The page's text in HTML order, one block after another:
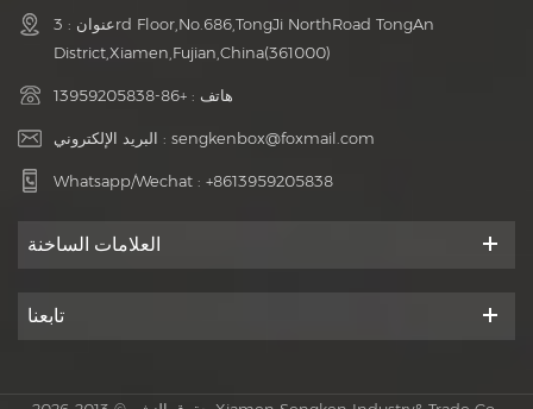
عنوان : 3rd Floor,No.686,TongJi NorthRoad TongAn
District,Xiamen,Fujian,China(361000)
هاتف : +86-13959205838
البريد الإلكتروني : sengkenbox@foxmail.com
Whatsapp/Wechat : +8613959205838
العلامات الساخنة
تابعنا